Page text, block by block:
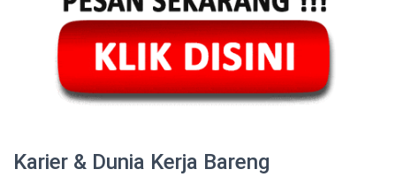
Karier & Dunia Kerja Bareng